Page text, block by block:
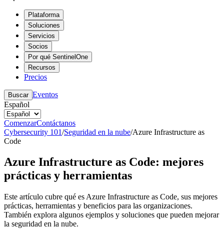
Plataforma
Soluciones
Servicios
Socios
Por qué SentinelOne
Recursos
Precios
Buscar Eventos
Español
ComenzarContáctanos
Cybersecurity 101/Seguridad en la nube/Azure Infrastructure as
Code
Azure Infrastructure as Code: mejores
prácticas y herramientas
Este artículo cubre qué es Azure Infrastructure as Code, sus mejores
prácticas, herramientas y beneficios para las organizaciones.
También explora algunos ejemplos y soluciones que pueden mejorar
la seguridad en la nube.